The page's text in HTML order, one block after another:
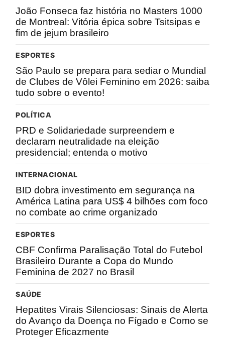
João Fonseca faz história no Masters 1000
de Montreal: Vitória épica sobre Tsitsipas e
fim de jejum brasileiro
ESPORTES
São Paulo se prepara para sediar o Mundial
de Clubes de Vôlei Feminino em 2026: saiba
tudo sobre o evento!
POLÍTICA
PRD e Solidariedade surpreendem e
declaram neutralidade na eleição
presidencial; entenda o motivo
INTERNACIONAL
BID dobra investimento em segurança na
América Latina para US$ 4 bilhões com foco
no combate ao crime organizado
ESPORTES
CBF Confirma Paralisação Total do Futebol
Brasileiro Durante a Copa do Mundo
Feminina de 2027 no Brasil
SAÚDE
Hepatites Virais Silenciosas: Sinais de Alerta
do Avanço da Doença no Fígado e Como se
Proteger Eficazmente